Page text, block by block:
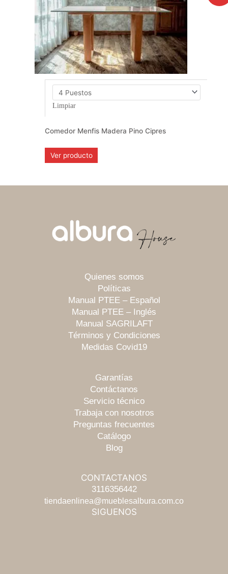
Limpiar
Comedor Menfis Madera Pino Cipres
Ver producto
Quienes somos
Políticas
Manual PTEE – Español
Manual PTEE – Inglés
Manual SAGRILAFT
Términos y Condiciones
Medidas Covid19
Garantías
Contáctanos
Servicio técnico
Trabaja con nosotros
Preguntas frecuentes
Catálogo
Blog
CONTACTANOS
3116356442
tiendaenlinea@mueblesalbura.com.co
SIGUENOS